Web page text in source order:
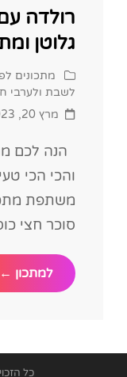
רולדה
גלוטן
Cat
Links
מתכונים
לשבת ולערבי
Posted
מרץ 20, 2023
הנה לכם
והכי הכי
סוכר חצי
למתכון ←
כל